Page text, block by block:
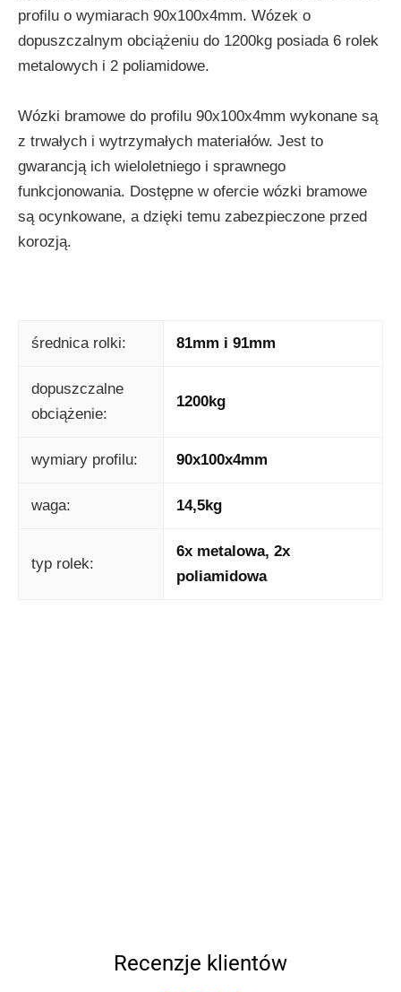
profilu o wymiarach 90x100x4mm. Wózek o
dopuszczalnym obciążeniu do 1200kg posiada 6 rolek
metalowych i 2 poliamidowe.
Wózki bramowe do profilu 90x100x4mm wykonane są
z trwałych i wytrzymałych materiałów. Jest to
gwarancją ich wieloletniego i sprawnego
funkcjonowania. Dostępne w ofercie wózki bramowe
są ocynkowane, a dzięki temu zabezpieczone przed
korozją.
średnica rolki: 81mm i 91mm
dopuszczalne
obciążenie:
1200kg
wymiary profilu: 90x100x4mm
waga: 14,5kg
typ rolek:
6x metalowa, 2x
poliamidowa
Recenzje klientów